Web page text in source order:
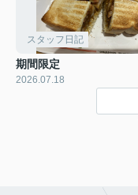
スタッフ日記
期間限定
2026.07.18